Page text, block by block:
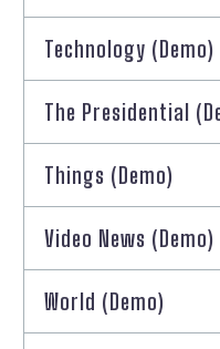
Technology (Demo)
The Presidential
Things (Demo)
Video News (Demo)
World (Demo)